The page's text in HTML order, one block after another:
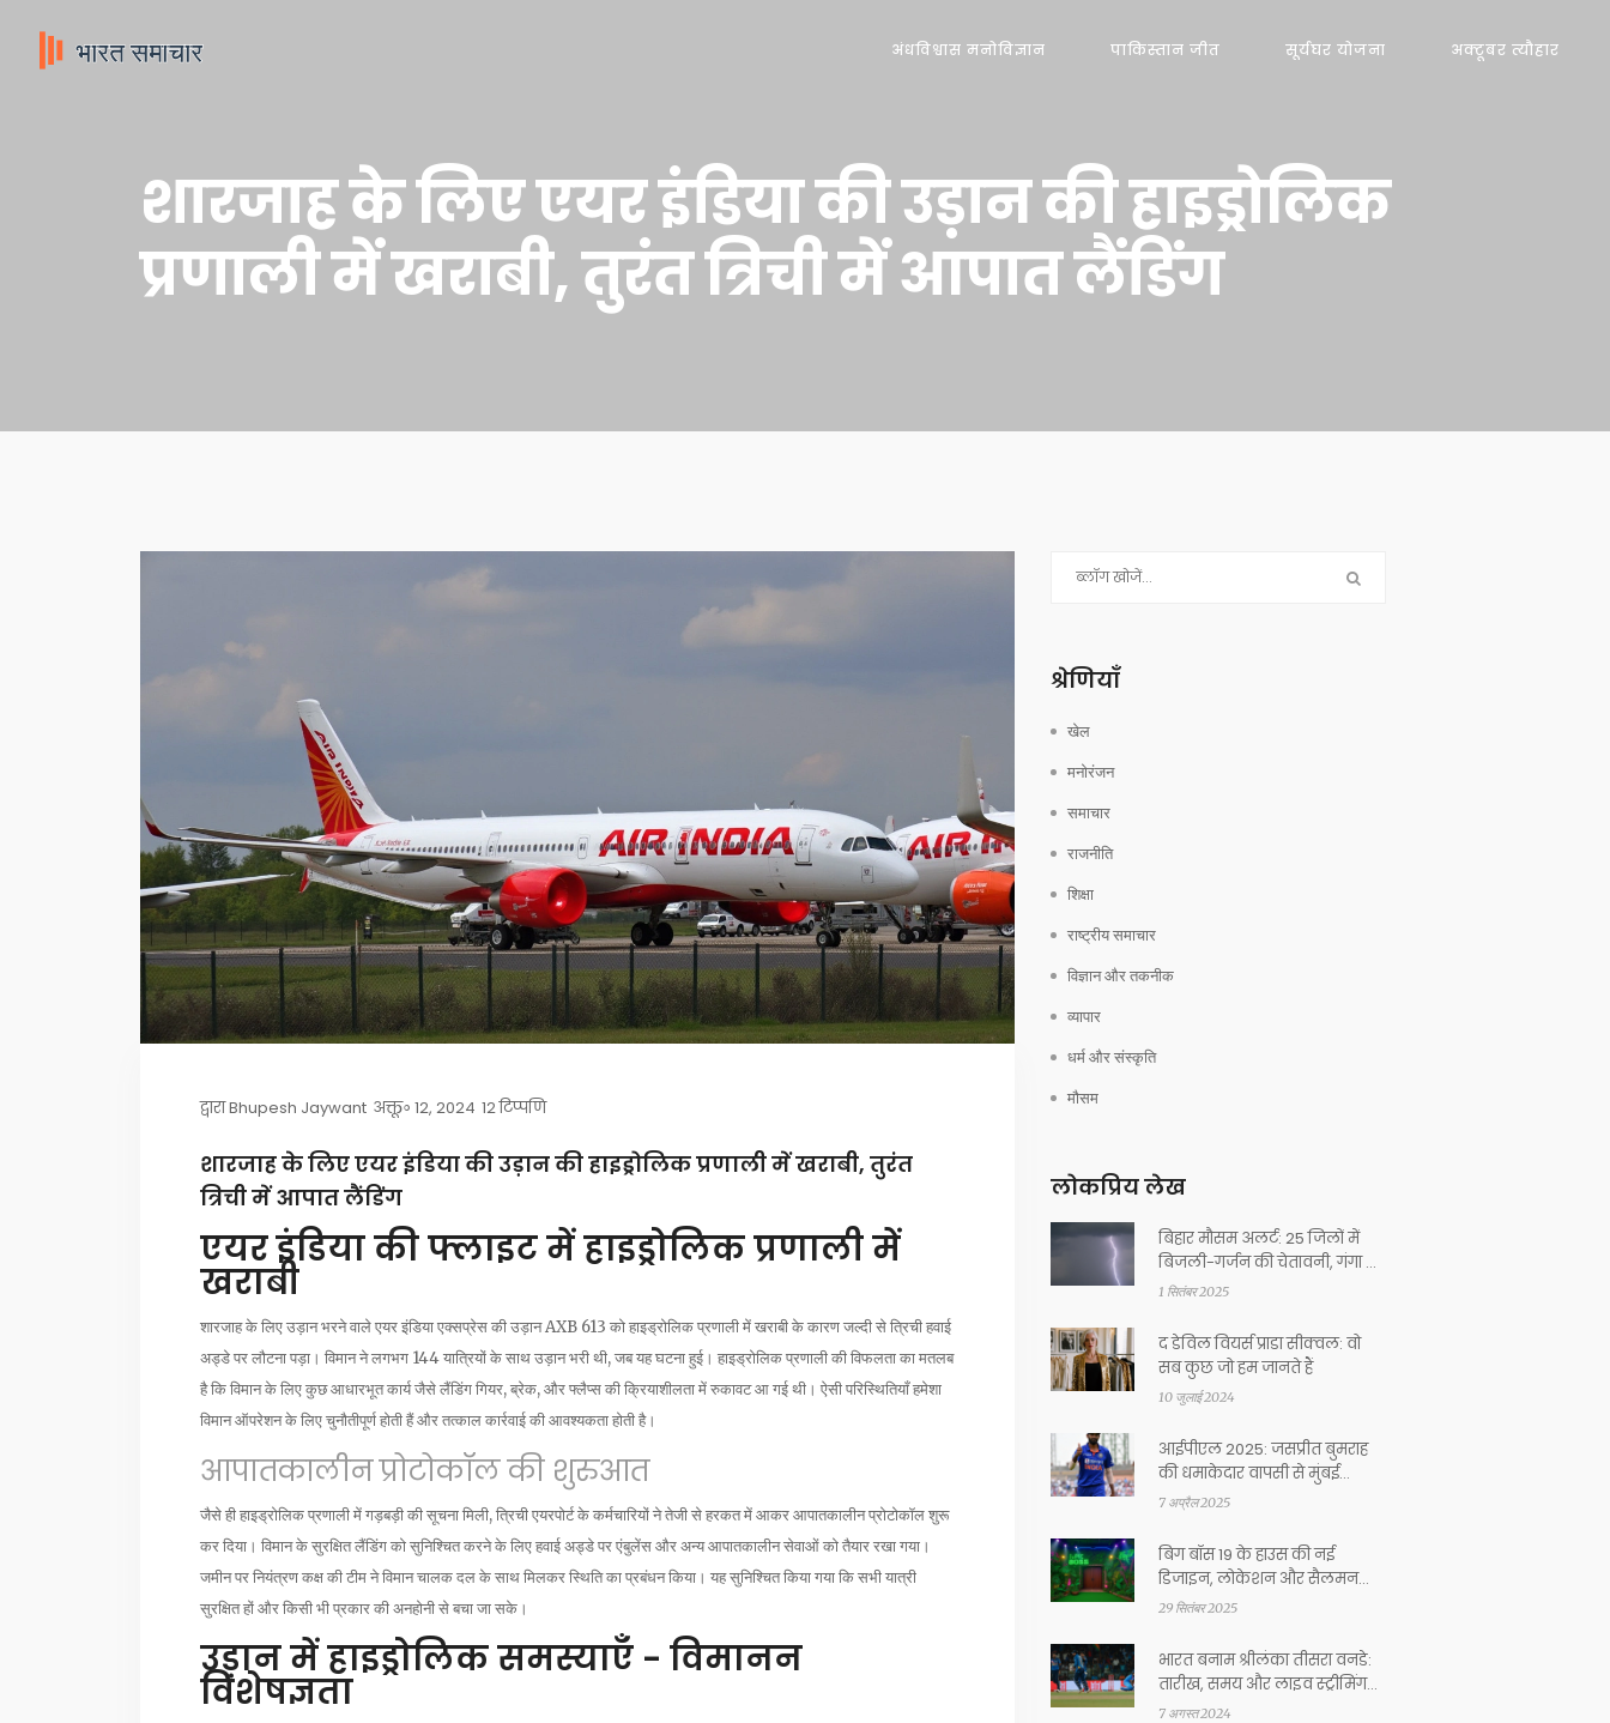
अंधविश्वास मनोविज्ञान पाकिस्तान जीत सूर्यघर योजना अक्टूबर त्यौहार
शारजाह के लिए एयर इंडिया की उड़ान की हाइड्रोलिक
प्रणाली में खराबी, तुरंत त्रिची में आपात लैंडिंग
द्वाराBhupesh Jaywant अक्तू॰ 12, 2024 12 टिप्पणि
शारजाह के लिए एयर इंडिया की उड़ान की हाइड्रोलिक प्रणाली में खराबी, तुरंत
त्रिची में आपात लैंडिंग
एयर इंडिया की फ्लाइट में हाइड्रोलिक प्रणाली में
खराबी
शारजाह के लिए उड़ान भरने वाले एयर इंडिया एक्सप्रेस की उड़ान AXB 613 को हाइड्रोलिक प्रणाली में खराबी के कारण जल्दी से त्रिची हवाई
अड्डे पर लौटना पड़ा। विमान ने लगभग 144 यात्रियों के साथ उड़ान भरी थी, जब यह घटना हुई। हाइड्रोलिक प्रणाली की विफलता का मतलब
है कि विमान के लिए कुछ आधारभूत कार्य जैसे लैंडिंग गियर, ब्रेक, और फ्लैप्स की क्रियाशीलता में रुकावट आ गई थी। ऐसी परिस्थितियाँ हमेशा
विमान ऑपरेशन के लिए चुनौतीपूर्ण होती हैं और तत्काल कार्रवाई की आवश्यकता होती है।
आपातकालीन प्रोटोकॉल की शुरुआत
जैसे ही हाइड्रोलिक प्रणाली में गड़बड़ी की सूचना मिली, त्रिची एयरपोर्ट के कर्मचारियों ने तेजी से हरकत में आकर आपातकालीन प्रोटोकॉल शुरू
कर दिया। विमान के सुरक्षित लैंडिंग को सुनिश्चित करने के लिए हवाई अड्डे पर एंबुलेंस और अन्य आपातकालीन सेवाओं को तैयार रखा गया।
जमीन पर नियंत्रण कक्ष की टीम ने विमान चालक दल के साथ मिलकर स्थिति का प्रबंधन किया। यह सुनिश्चित किया गया कि सभी यात्री
सुरक्षित हों और किसी भी प्रकार की अनहोनी से बचा जा सके।
उड़ान में हाइड्रोलिक समस्याएँ - विमानन
विशेषज्ञता
श्रेणियाँ
खेल
मनोरंजन
समाचार
राजनीति
शिक्षा
राष्ट्रीय समाचार
विज्ञान और तकनीक
व्यापार
धर्म और संस्कृति
मौसम
लोकप्रिय लेख
बिहार मौसम अलर्ट: 25 जिलों में
बिजली-गर्जन की चेतावनी, गंगा का
जलस्तर खतरे के पार
1 सितंबर 2025
द डेविल वियर्स प्राडा सीक्वल: वो
सब कुछ जो हम जानते हैं
10 जुलाई 2024
आईपीएल 2025: जसप्रीत बुमराह
की धमाकेदार वापसी से मुंबई
इंडियंस का मनोबल बढ़ा
7 अप्रैल 2025
बिग बॉस 19 के हाउस की नई
डिजाइन, लोकेशन और सैलमन
खान की मेजबानी
29 सितंबर 2025
भारत बनाम श्रीलंका तीसरा वनडे:
तारीख, समय और लाइव स्ट्रीमिंग
डिटेल्स
7 अगस्त 2024